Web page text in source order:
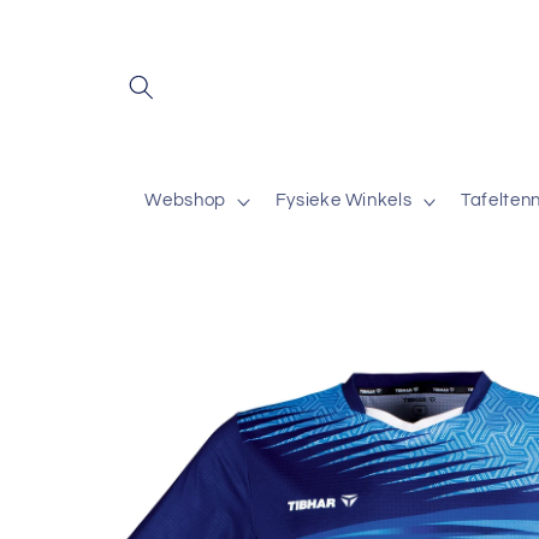
Webshop Fysieke Winkels